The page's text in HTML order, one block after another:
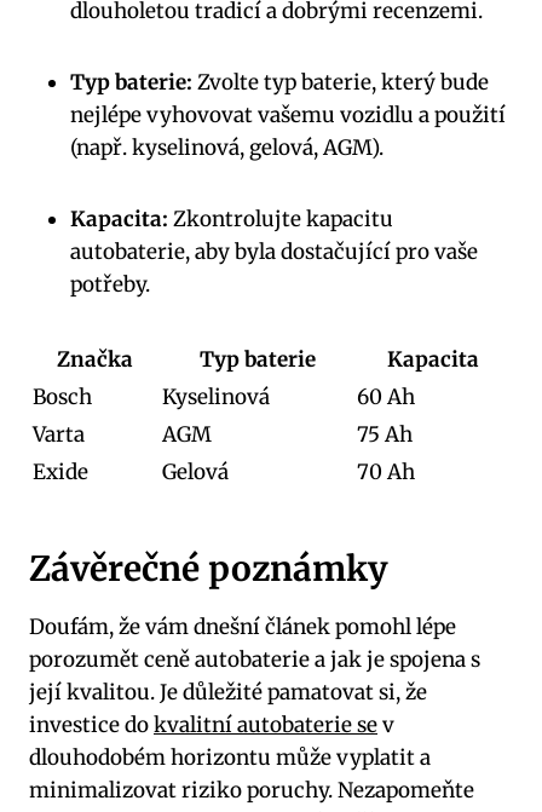
dlouholetou tradicí a dobrými recenzemi.
Typ baterie: Zvolte typ baterie, který bude
nejlépe vyhovovat vašemu vozidlu a použití
(např. kyselinová, gelová,⁢ AGM).
Kapacita: Zkontrolujte kapacitu
autobaterie, aby byla dostačující pro vaše
potřeby.
Značka Typ⁤ baterie
Kapacita
Bosch
Kyselinová
60⁤ Ah
Varta
AGM
75 Ah
Exide
Gelová 70 Ah
Závěrečné poznámky
Doufám, že vám dnešní ​článek pomohl lépe
porozumět ceně autobaterie ‌a jak je spojena s
její kvalitou. Je důležité pamatovat si, že ​
investice do⁤kvalitní autobaterie ​sev
dlouhodobém horizontu⁢ může ⁤vyplatit a
minimalizovat riziko poruchy. Nezapomeňte